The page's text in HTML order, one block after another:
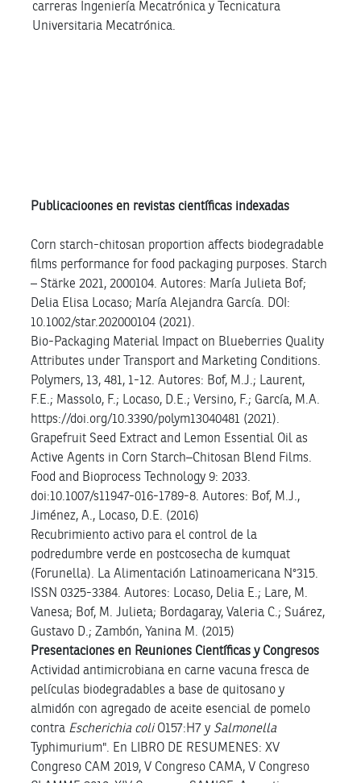
carreras Ingeniería Mecatrónica y Tecnicatura
Universitaria Mecatrónica.
Publicacioones en revistas científicas indexadas
Corn starch-chitosan proportion affects biodegradable
films performance for food packaging purposes. Starch
– Stärke 2021, 2000104. Autores: María Julieta Bof;
Delia Elisa Locaso; María Alejandra García. DOI:
10.1002/star.202000104 (2021).
Bio-Packaging Material Impact on Blueberries Quality
Attributes under Transport and Marketing Conditions.
Polymers, 13, 481, 1-12. Autores: Bof, M.J.; Laurent,
F.E.; Massolo, F.; Locaso, D.E.; Versino, F.; García, M.A.
https://doi.org/10.3390/polym13040481 (2021).
Grapefruit Seed Extract and Lemon Essential Oil as
Active Agents in Corn Starch–Chitosan Blend Films.
Food and Bioprocess Technology 9: 2033.
doi:10.1007/s11947-016-1789-8. Autores: Bof, M.J.,
Jiménez, A., Locaso, D.E. (2016)
Recubrimiento activo para el control de la
podredumbre verde en postcosecha de kumquat
(Forunella). La Alimentación Latinoamericana N°315.
ISSN 0325-3384. Autores: Locaso, Delia E.; Lare, M.
Vanesa; Bof, M. Julieta; Bordagaray, Valeria C.; Suárez,
Gustavo D.; Zambón, Yanina M. (2015)
Presentaciones en Reuniones Científicas y Congresos
Actividad antimicrobiana en carne vacuna fresca de
películas biodegradables a base de quitosano y
almidón con agregado de aceite esencial de pomelo
contra Escherichia coliO157:H7 y Salmonella
Typhimurium". En LIBRO DE RESUMENES: XV
Congreso CAM 2019, V Congreso CAMA, V Congreso